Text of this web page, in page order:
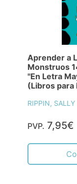
Aprender a
Monstruos
"En Letra
(Libros para
RIPPIN, SALLY
PVP. 7,95€